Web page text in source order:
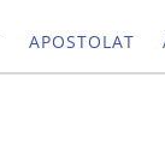
APOSTOLAT